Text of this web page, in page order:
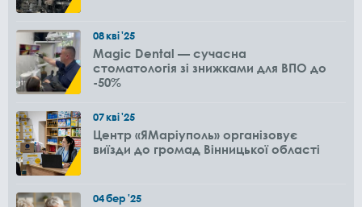
08кві'25
Magic Dental — сучасна
стоматологія зі знижками для ВПО до
-50%
07кві'25
Центр «ЯМаріуполь» організовує
виїзди до громад Вінницької області
04бер'25